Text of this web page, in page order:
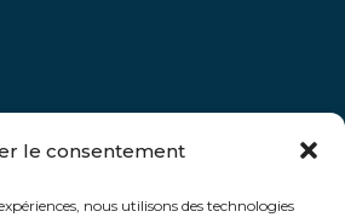
le consentement
nous utilisons des technologies